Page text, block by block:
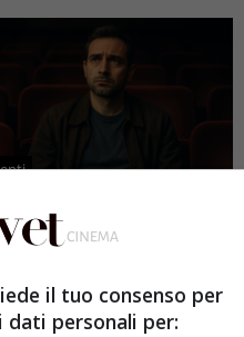
italiano manca una
di Riccione su opere prime
il tuo consenso per
personali per: